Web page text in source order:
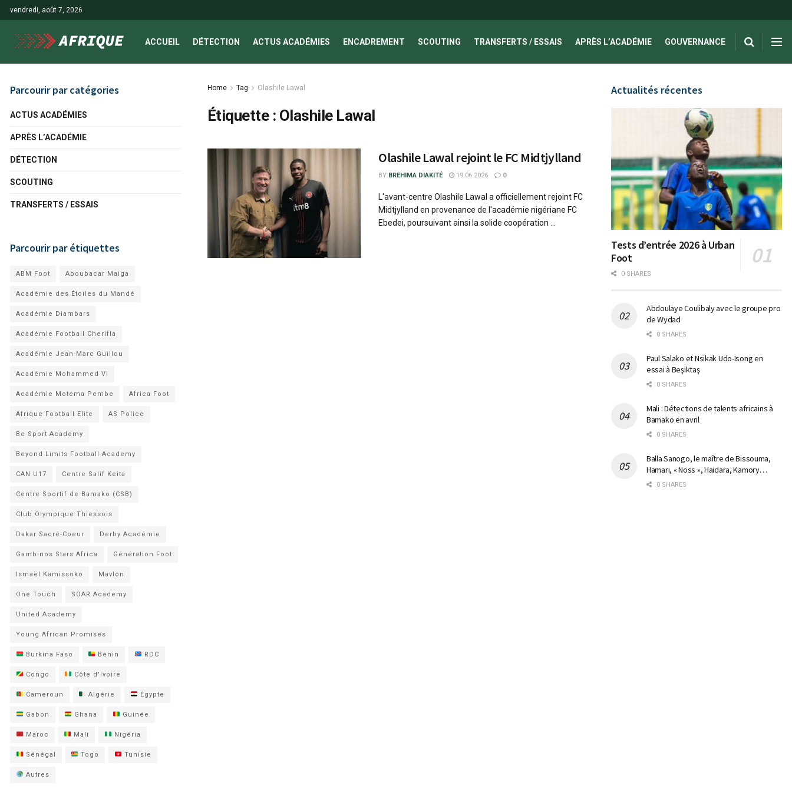
vendredi, août 7, 2026
ACCUEIL DÉTECTION ACTUS ACADÉMIES ENCADREMENT SCOUTING TRANSFERTS / ESSAIS APRÈS L’ACADÉMIE GOUVERNANCE
Home Tag Olashile Lawal
Étiquette : Olashile Lawal
Olashile Lawal rejoint le FC Midtjylland
BY BREHIMA DIAKITÉ 19.06.2026 0
L'avant-centre Olashile Lawal a officiellement rejoint FC
Midtjylland en provenance de l'académie nigériane FC
Ebedei, poursuivant ainsi la solide coopération ...
Parcourir par catégories
ACTUS ACADÉMIES
APRÈS L’ACADÉMIE
DÉTECTION
SCOUTING
TRANSFERTS / ESSAIS
Parcourir par étiquettes
ABM Foot Aboubacar Maiga
Académie des Étoiles du Mandé
Académie Diambars
Académie Football Cherifla
Académie Jean-Marc Guillou
Académie Mohammed VI
Académie Motema Pembe Africa Foot
Afrique Football Elite AS Police
Be Sport Academy
Beyond Limits Football Academy
CAN U17 Centre Salif Keita
Centre Sportif de Bamako (CSB)
Club Olympique Thiessois
Dakar Sacré-Coeur Derby Académie
Gambinos Stars Africa Génération Foot
Ismaël Kamissoko Mavlon
One Touch SOAR Academy
United Academy
Young African Promises
Burkina Faso Bénin RDC
Congo Côte d'Ivoire
Cameroun Algérie Égypte
Gabon Ghana Guinée
Maroc Mali Nigéria
Sénégal Togo Tunisie
Autres
Actualités récentes
Tests d’entrée 2026 à Urban
Foot
0 SHARES
Abdoulaye Coulibaly avec le groupe pro
de Wydad
0 SHARES
Paul Salako et Nsikak Udo-Isong en
essai à Beşiktaş
0 SHARES
Mali : Détections de talents africains à
Bamako en avril
0 SHARES
Balla Sanogo, le maître de Bissouma,
Hamari, « Noss », Haidara, Kamory…
0 SHARES